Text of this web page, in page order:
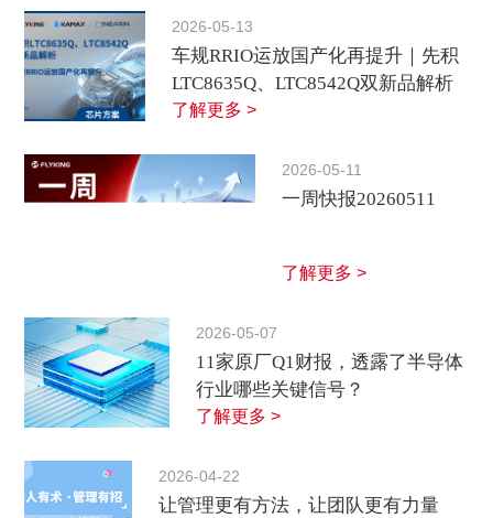
2026-05-13
车规RRIO运放国产化再提升｜先积
LTC8635Q、LTC8542Q双新品解析
了解更多 >
2026-05-11
一周快报20260511
了解更多 >
2026-05-07
11家原厂Q1财报，透露了半导体
行业哪些关键信号？
了解更多 >
2026-04-22
让管理更有方法，让团队更有力量